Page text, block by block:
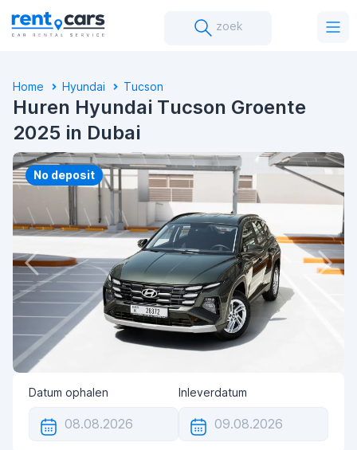
zoek
Home Hyundai Tucson
Huren Hyundai Tucson Groente
2025 in Dubai
No deposit
Datum ophalen Inleverdatum